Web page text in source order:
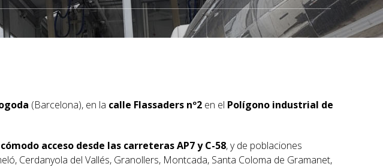
(Barcelona), en la calle Flassaders nº2 en el Polígono industrial de
cómodo acceso desde las carreteras AP7 y C-58, y de poblaciones
Cerdanyola del Vallés, Granollers, Montcada, Santa Coloma de Gramanet,